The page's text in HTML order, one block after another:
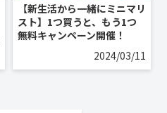
【新生活から一緒にミニマリ
スト】1つ買うと、もう1つ
無料キャンペーン開催！
2024/03/11